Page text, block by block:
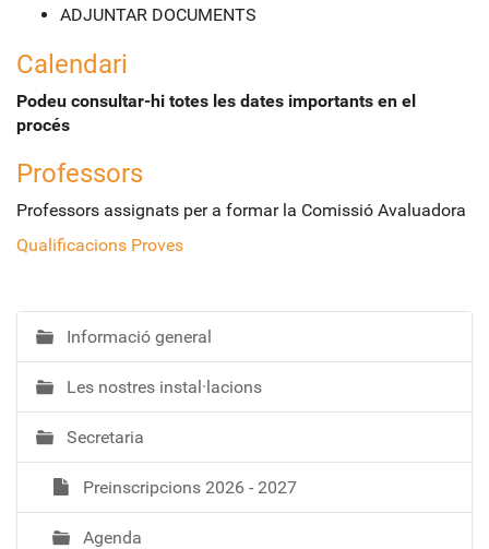
ADJUNTAR DOCUMENTS
Calendari
Podeu consultar-hi totes les dates importants en el
procés
Professors
Professors assignats per a formar la Comissió Avaluadora
Qualificacions Proves
N
a
v
e
g
a
Informació general
Les nostres instal·lacions
Secretaria
Preinscripcions 2026 - 2027
Agenda